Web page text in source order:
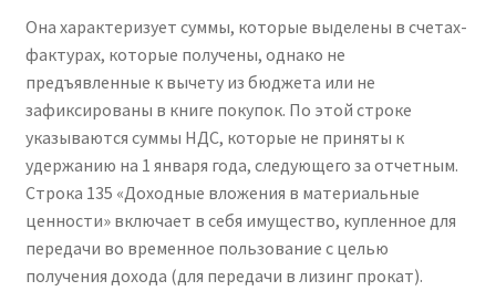
Она характеризует суммы, которые выделены в счетах-
фактурах, которые получены, однако не
предъявленные к вычету из бюджета или не
зафиксированы в книге покупок. По этой строке
указываются суммы НДС, которые не приняты к
удержанию на 1 января года, следующего за отчетным.
Строка 135 «Доходные вложения в материальные
ценности» включает в себя имущество, купленное для
передачи во временное пользование с целью
получения дохода (для передачи в лизинг прокат).